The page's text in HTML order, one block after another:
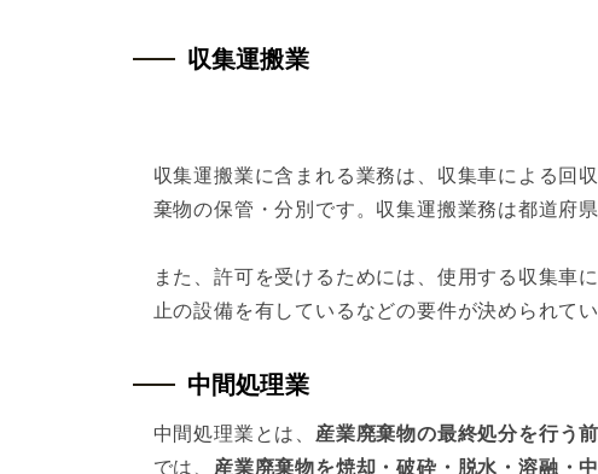
収集運搬業
収集運搬業に含まれる業務は、収集車による回
棄物の保管・分別です。収集運搬業務は都道府
また、許可を受けるためには、使用する収集車
止の設備を有しているなどの要件が決められてい
中間処理業
中間処理業とは、 産業廃棄物の最終処分を行う
では、 産業廃棄物を焼却・破砕・脱水・溶融・